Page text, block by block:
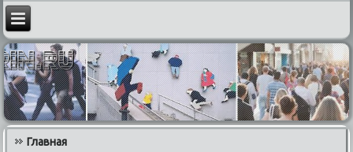
Главная